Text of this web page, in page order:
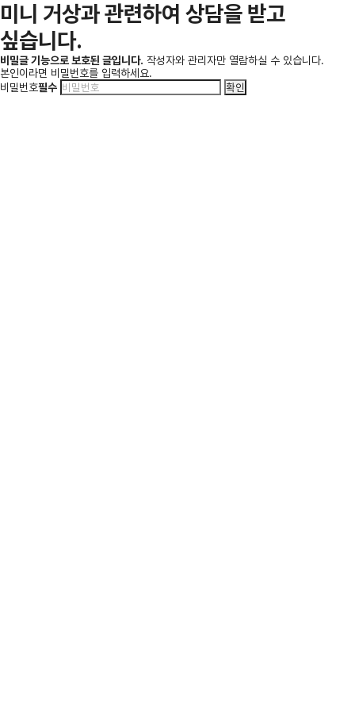
미니 거상과 관련하여 상담을 받고
싶습니다.
비밀글 기능으로 보호된 글입니다. 작성자와 관리자만 열람하실 수 있습니다.
본인이라면 비밀번호를 입력하세요.
비밀번호필수